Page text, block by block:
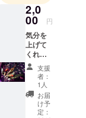
2,0
00 円
気分を
上げて
くれる
聖なる
香木 祈
結パロ
サント
聖なる
木「パ
支援
者：
1人
お届
け予
定：